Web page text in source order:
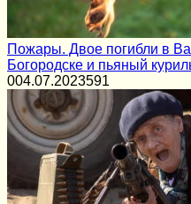
Пожары. Двое погибли в
Богородске и пьяный
004.07.2023591